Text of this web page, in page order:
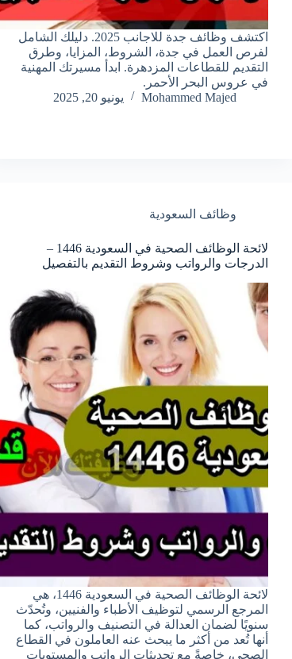
اكتشف وظائف جدة للاجانب 2025. دليلك الشامل
لفرص العمل في جدة، الشروط، المزايا، وطرق
التقديم للقطاعات المزدهرة. ابدأ مسيرتك المهنية
في عروس البحر الأحمر.
Mohammed Majed
يونيو 20, 2025
وظائف السعودية
لائحة الوظائف الصحية في السعودية 1446 –
الدرجات والرواتب وشروط التقديم بالتفصيل
لائحة الوظائف الصحية في السعودية 1446، هي
المرجع الرسمي لتوظيف الأطباء والفنيين، وتُحدّث
سنويًا لضمان العدالة في التصنيف والرواتب، كما
أنها تُعد من أكثر ما يبحث عنه العاملون في القطاع
الصحي، خاصةً مع تحديثات الرواتب والمستويات